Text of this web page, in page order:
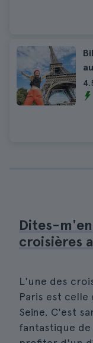
Dites-
croisières
L'une des
Paris est
Seine. C'est
fantastique